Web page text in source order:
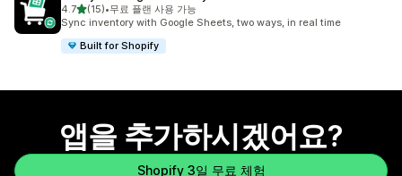
4.7별 5개 중
(15)
총 리뷰 15개
•무료 플랜 사용 가능
Sync inventory with Google Sheets, two ways, in real time
Built for Shopify
앱을 추가하시겠어요?
Shopify 3일 무료 체험